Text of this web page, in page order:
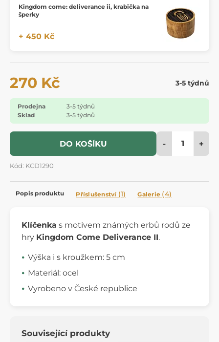
Kingdom come: deliverance ii, krabička na
šperky
+ 450 Kč
270 Kč 3-5 týdnů
Prodejna
3-5 týdnů
Sklad
3-5 týdnů
DO KOŠÍKU - +
Kód: KCD1290
Popis produktu Příslušenství (1) Galerie (4)
Klíčenka s motivem známých erbů rodů ze
hry Kingdom Come Deliverance II.
Výška i s kroužkem: 5 cm
Materiál: ocel
Vyrobeno v České republice
Související produkty